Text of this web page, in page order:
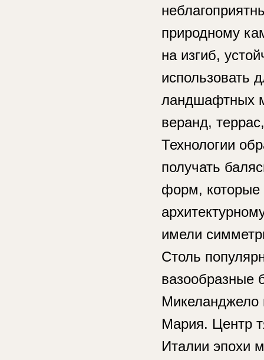
природному
на изгиб,
использовать
ландшафтных
веранд,
Технологии
получать
форм, которые
имели
Столь
вазообразные
Микеланджело
Мария. Центр
Италии эпохи